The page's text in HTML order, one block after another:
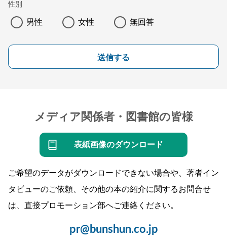
性別
男性 女性 無回答
送信する
メディア関係者・図書館の皆様
表紙画像のダウンロード
ご希望のデータがダウンロードできない場合や、著者イン
タビューのご依頼、その他の本の紹介に関するお問合せ
は、直接プロモーション部へご連絡ください。
pr@bunshun.co.jp